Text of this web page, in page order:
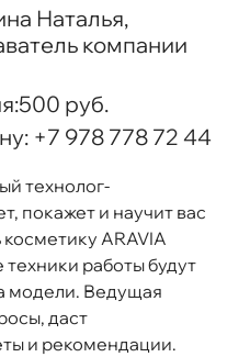
Наталья,
компании
500 руб.
+7 978 778 72 44
технолог-
покажет и научит вас
ARAVIA
работы будут
модели. Ведущая
даст
и рекомендации.